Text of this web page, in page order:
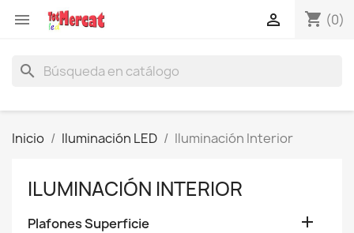
 shopping_cart (0)

search
Inicio Iluminación LED Iluminación Interior
ILUMINACIÓN INTERIOR
Plafones Superficie 